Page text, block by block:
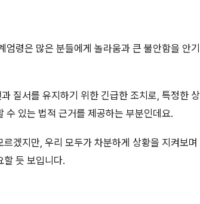
엄령은 많은 분들에게 놀라움과 큰 불안함을 안
질서를 유지하기 위한 긴급한 조치로, 특정한
수 있는 법적 근거를 제공하는 부분인데요.
겠지만, 우리 모두가 차분하게 상황을 지켜보
할 듯 보입니다.